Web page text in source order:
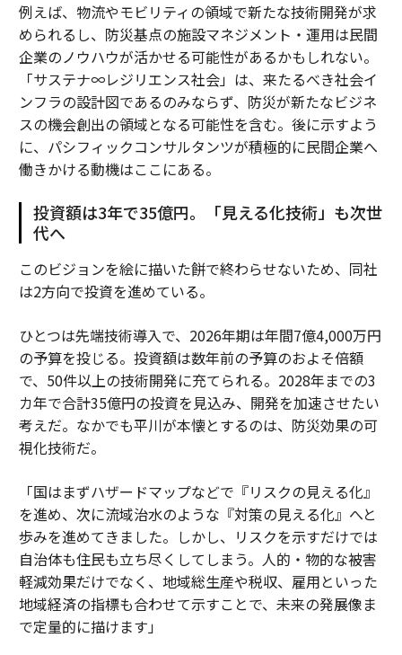
例えば、物流やモビリティの領域で新たな技術開発が求
められるし、防災基点の施設マネジメント・運用は民間
企業のノウハウが活かせる可能性があるかもしれない。
「サステナ∞レジリエンス社会」は、来たるべき社会イ
ンフラの設計図であるのみならず、防災が新たなビジネ
スの機会創出の領域となる可能性を含む。後に示すよう
に、パシフィックコンサルタンツが積極的に民間企業へ
働きかける動機はここにある。
投資額は3年で35億円。「見える化技術」も次世
代へ
このビジョンを絵に描いた餅で終わらせないため、同社
は2方向で投資を進めている。
ひとつは先端技術導入で、2026年期は年間7億4,000万円
の予算を投じる。投資額は数年前の予算のおよそ倍額
で、50件以上の技術開発に充てられる。2028年までの3
カ年で合計35億円の投資を見込み、開発を加速させたい
考えだ。なかでも平川が本懐とするのは、防災効果の可
視化技術だ。
「国はまずハザードマップなどで『リスクの見える化』
を進め、次に流域治水のような『対策の見える化』へと
歩みを進めてきました。しかし、リスクを示すだけでは
自治体も住民も立ち尽くしてしまう。人的・物的な被害
軽減効果だけでなく、地域総生産や税収、雇用といった
地域経済の指標も合わせて示すことで、未来の発展像ま
で定量的に描けます」